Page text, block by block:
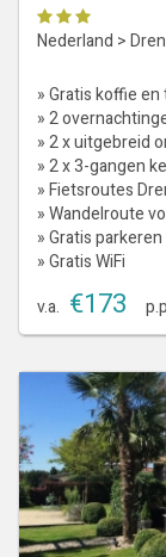
Nederland >
» Gratis koffie
» 2
» 2 x uitgebreid
» 2 x 3-gangen
» Fietsroutes
» Wandelroute
» Gratis parkeren
» Gratis WiFi
v.a. €173